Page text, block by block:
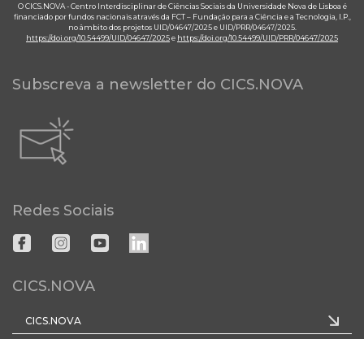
O CICS.NOVA - Centro Interdisciplinar de Ciências Sociais da Universidade Nova de Lisboa é
financiado por fundos nacionais através da FCT – Fundação para a Ciência e a Tecnologia, I.P.,
no âmbito dos projetos UID/04647/2025 e UID/PRR/04647/2025.
https://doi.org/10.54499/UID/04647/2025e https://doi.org/10.54499/UID/PRR/04647/2025
Subscreva a newsletter do CICS.NOVA
Redes Sociais
CICS.NOVA
CICS.NOVA